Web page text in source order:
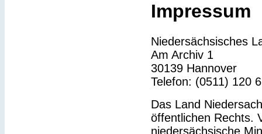
Impressum
Niedersächsisches
Am Archiv 1
30139 Hannover
Telefon: (0511) 120
Das Land
öffentlichen Rechts.
niedersächsische